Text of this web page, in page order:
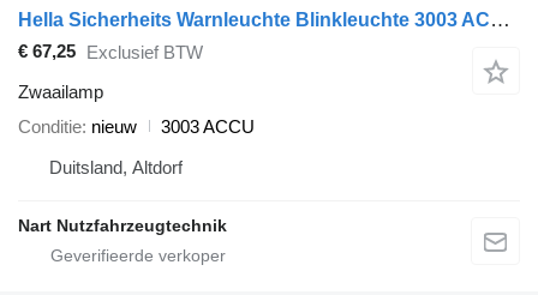
Hella Sicherheits Warnleuchte Blinkleuchte 3003 ACCU zwaailamp voor IVECO Eurocargo trekker
€ 67,25 Exclusief BTW
Zwaailamp
Conditie nieuw
3003 ACCU
Duitsland, Altdorf
Nart Nutzfahrzeugtechnik